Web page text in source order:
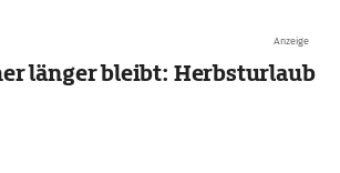
Anzeige
länger bleibt: Herbsturlaub